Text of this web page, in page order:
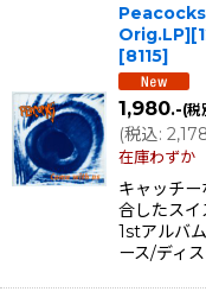
[8115]
1,980.-(税
(税込:
在庫わずか
キャッチ
合したス
1stアルバ
ース/ディ